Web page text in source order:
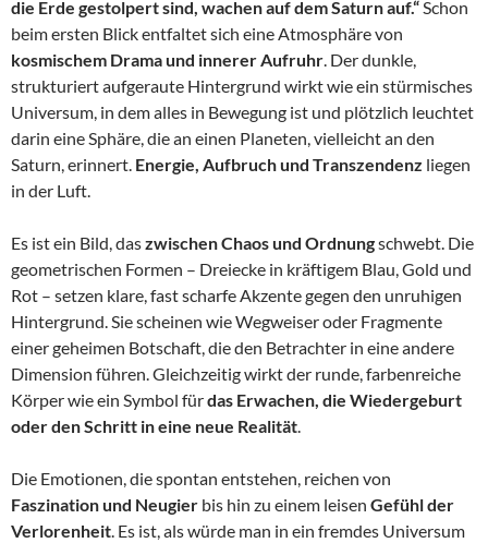
die Erde gestolpert sind, wachen auf dem Saturn auf.“ Schon
beim ersten Blick entfaltet sich eine Atmosphäre von
kosmischem Drama und innerer Aufruhr . Der dunkle,
strukturiert aufgeraute Hintergrund wirkt wie ein stürmisches
Universum, in dem alles in Bewegung ist und plötzlich leuchtet
darin eine Sphäre, die an einen Planeten, vielleicht an den
Saturn, erinnert. Energie, Aufbruch und Transzendenz liegen
in der Luft.
Es ist ein Bild, daszwischen Chaos und Ordnungschwebt. Die
geometrischen Formen – Dreiecke in kräftigem Blau, Gold und
Rot – setzen klare, fast scharfe Akzente gegen den unruhigen
Hintergrund. Sie scheinen wie Wegweiser oder Fragmente
einer geheimen Botschaft, die den Betrachter in eine andere
Dimension führen. Gleichzeitig wirkt der runde, farbenreiche
Körper wie ein Symbol fürdas Erwachen, die Wiedergeburt
oder den Schritt in eine neue Realität
Die Emotionen, die spontan entstehen, reichen von
Faszination und Neugier bis hin zu einem leisen Gefühl der
Verlorenheit . Es ist, als würde man in ein fremdes Universum